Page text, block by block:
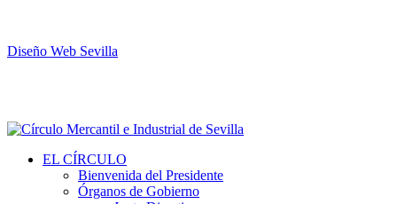
Diseño Web Sevilla
EL CÍRCULO
Bienvenida del Presidente
Órganos de Gobierno